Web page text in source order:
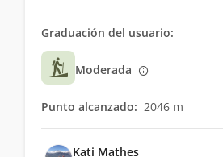
Graduación del usuario:
Moderada
Punto alcanzado: 2046 m
Kati Mathes